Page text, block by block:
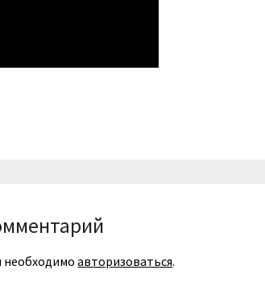
необходимоавторизоваться.